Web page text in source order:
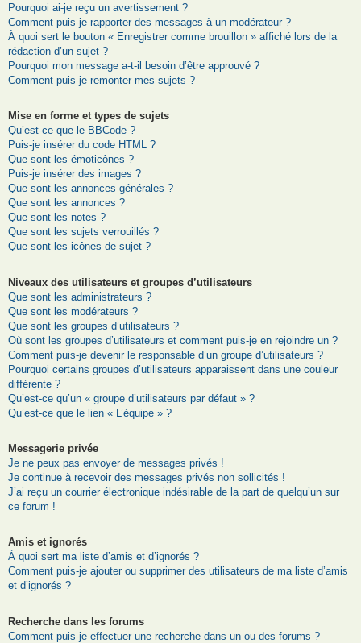
Pourquoi ai-je reçu un avertissement ?
Comment puis-je rapporter des messages à un modérateur ?
À quoi sert le bouton « Enregistrer comme brouillon » affiché lors de la
rédaction d’un sujet ?
Pourquoi mon message a-t-il besoin d’être approuvé ?
Comment puis-je remonter mes sujets ?
Mise en forme et types de sujets
Qu’est-ce que le BBCode ?
Puis-je insérer du code HTML ?
Que sont les émoticônes ?
Puis-je insérer des images ?
Que sont les annonces générales ?
Que sont les annonces ?
Que sont les notes ?
Que sont les sujets verrouillés ?
Que sont les icônes de sujet ?
Niveaux des utilisateurs et groupes d’utilisateurs
Que sont les administrateurs ?
Que sont les modérateurs ?
Que sont les groupes d’utilisateurs ?
Où sont les groupes d’utilisateurs et comment puis-je en rejoindre un ?
Comment puis-je devenir le responsable d’un groupe d’utilisateurs ?
Pourquoi certains groupes d’utilisateurs apparaissent dans une couleur
différente ?
Qu’est-ce qu’un « groupe d’utilisateurs par défaut » ?
Qu’est-ce que le lien « L’équipe » ?
Messagerie privée
Je ne peux pas envoyer de messages privés !
Je continue à recevoir des messages privés non sollicités !
J’ai reçu un courrier électronique indésirable de la part de quelqu’un sur
ce forum !
Amis et ignorés
À quoi sert ma liste d’amis et d’ignorés ?
Comment puis-je ajouter ou supprimer des utilisateurs de ma liste d’amis
et d’ignorés ?
Recherche dans les forums
Comment puis-je effectuer une recherche dans un ou des forums ?